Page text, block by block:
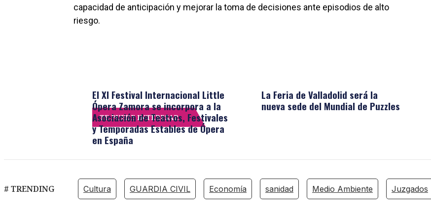
capacidad de anticipación y mejorar la toma de decisiones ante episodios de alto
riesgo.
TE PUEDE INTERESAR
El XI Festival Internacional Little
Ópera Zamora se incorpora a la
Asociación de Teatros, Festivales
y Temporadas Estables de Ópera
en España
La Feria de Valladolid será la
nueva sede del Mundial de Puzzles
# TRENDING Cultura GUARDIA CIVIL Economía sanidad Medio Ambiente Juzgados